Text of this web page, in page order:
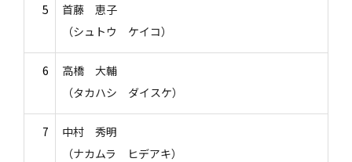
5
首藤 恵子
（シュトウ ケイコ）
6
高橋 大輔
（タカハシ ダイスケ）
7
中村 秀明
（ナカムラ ヒデアキ）